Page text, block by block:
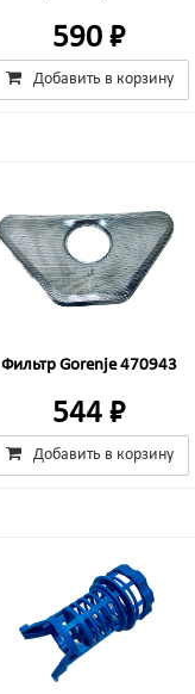
590 ₽
Добавить в корзину
Фильтр Gorenje 470943
544 ₽
Добавить в корзину